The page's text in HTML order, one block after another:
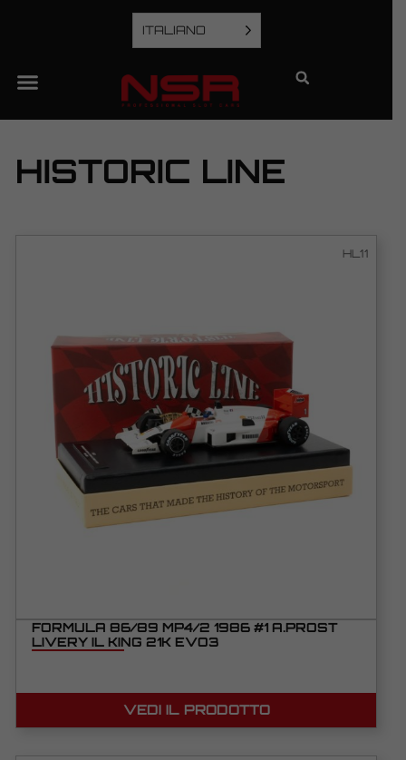
ITALIANO
HISTORIC LINE
HL11
FORMULA 86/89 MP4/2 1986 #1 A.PROST
LIVERY IL KING 21K EVO3
VEDI IL PRODOTTO